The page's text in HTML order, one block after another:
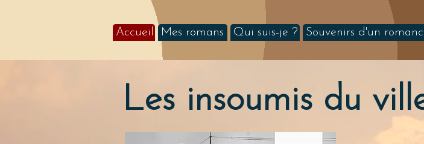
Accueil Mes romans Qui suis-je ? Souvenirs d'un
Les insoumis du